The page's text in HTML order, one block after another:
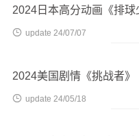
2024日本高分动画《排球
 update 24/07/07
2024美国剧情《挑战者》
 update 24/05/18